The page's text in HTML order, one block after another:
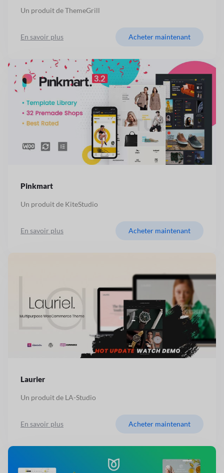
Un produit de ThemeGrill
En savoir plus Acheter maintenant
Pinkmart
Un produit de KiteStudio
En savoir plus Acheter maintenant
Laurier
Un produit de LA-Studio
En savoir plus Acheter maintenant